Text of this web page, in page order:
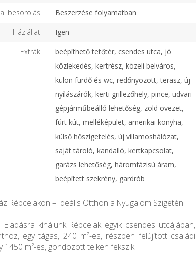
besorolás Beszerzése folyamatban
Háziállat Igen
Extrák
beépíthető tetőtér, csendes utca, jó
közlekedés, kertrész, közeli belváros,
külön fürdő és wc, redőnyözött, terasz, új
nyílászárók, kerti grillezőhely, pince, udvari
gépjárműbeálló lehetőség, zöld övezet,
fúrt kút, melléképület, amerikai konyha,
külső hőszigetelés, új villamoshálózat,
saját tároló, kandalló, kertkapcsolat,
garázs lehetőség, háromfázisú áram,
beépített szekrény, gardrób
Répcelakon – Ideális Otthon a Nyugalom Szigetén!
Eladásra kínálunk Répcelak egyik csendes utcájában,
egy tágas, 240 m²-es, részben felújított családi
1450 m²-es, gondozott telken fekszik.